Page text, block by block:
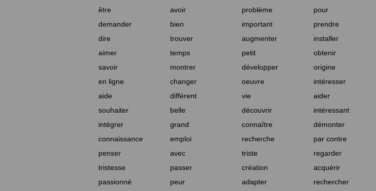
être
avoir problème pour
demander
bien important prendre
dire
trouver augmenter installer
aimer
temps petit obtenir
savoir
montrer développer origine
en ligne
changer oeuvre intéresser
aide
différent vie aider
souhaiter
belle découvrir intéressant
intégrer
grand connaître démonter
connaissance
emploi recherche par contre
penser
avec triste regarder
tristesse
passer création acquérir
passionné
peur adapter rechercher